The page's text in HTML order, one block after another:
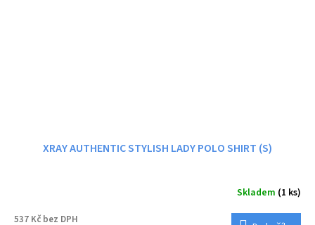
XRAY AUTHENTIC STYLISH LADY POLO SHIRT (S)
Skladem (1 ks)
537 Kč bez DPH